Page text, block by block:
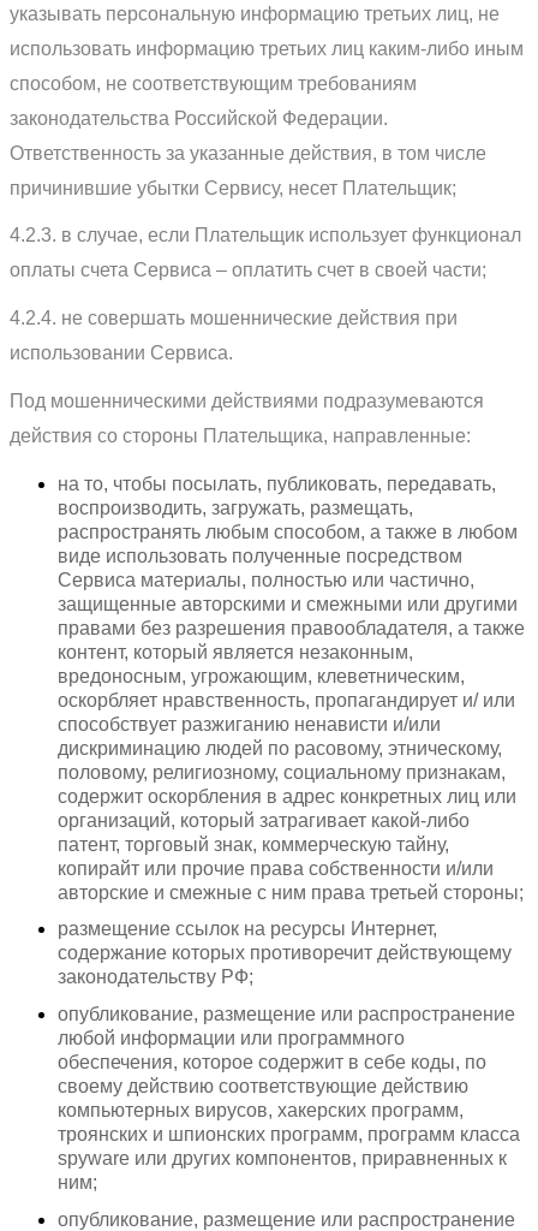
указывать персональную информацию третьих лиц, не
использовать информацию третьих лиц каким-либо иным
способом, не соответствующим требованиям
законодательства Российской Федерации.
Ответственность за указанные действия, в том числе
причинившие убытки Сервису, несет Плательщик;
4.2.3. в случае, если Плательщик использует функционал
оплаты счета Сервиса – оплатить счет в своей части;
4.2.4. не совершать мошеннические действия при
использовании Сервиса.
Под мошенническими действиями подразумеваются
действия со стороны Плательщика, направленные:
на то, чтобы посылать, публиковать, передавать,
воспроизводить, загружать, размещать,
распространять любым способом, а также в любом
виде использовать полученные посредством
Сервиса материалы, полностью или частично,
защищенные авторскими и смежными или другими
правами без разрешения правообладателя, а также
контент, который является незаконным,
вредоносным, угрожающим, клеветническим,
оскорбляет нравственность, пропагандирует и/ или
способствует разжиганию ненависти и/или
дискриминацию людей по расовому, этническому,
половому, религиозному, социальному признакам,
содержит оскорбления в адрес конкретных лиц или
организаций, который затрагивает какой-либо
патент, торговый знак, коммерческую тайну,
копирайт или прочие права собственности и/или
авторские и смежные с ним права третьей стороны;
размещение ссылок на ресурсы Интернет,
содержание которых противоречит действующему
законодательству РФ;
опубликование, размещение или распространение
любой информации или программного
обеспечения, которое содержит в себе коды, по
своему действию соответствующие действию
компьютерных вирусов, хакерских программ,
троянских и шпионских программ, программ класса
spyware или других компонентов, приравненных к
ним;
опубликование, размещение или распространение